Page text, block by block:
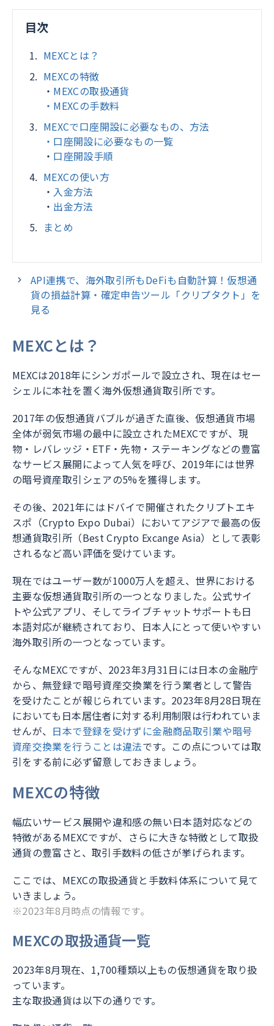
目次
MEXCとは？
MEXCの特徴
・ MEXCの取扱通貨
・MEXCの手数料
MEXCで口座開設に必要なもの、方法
・口座開設に必要なもの一覧
・ 口座開設手順
MEXCの使い方
・ 入金方法
・ 出金方法
まとめ
API連携で、海外取引所もDeFiも自動計算！仮想通
貨の損益計算・確定申告ツール「クリプタクト」を
見る
MEXCとは？
MEXCは2018年にシンガポールで設立され、現在はセー
シェルに本社を置く海外仮想通貨取引所です。
2017年の仮想通貨バブルが過ぎた直後、仮想通貨市場
全体が弱気市場の最中に設立されたMEXCですが、現
物・レバレッジ・ETF・先物・ステーキングなどの豊富
なサービス展開によって人気を呼び、2019年には世界
の暗号資産取引シェアの5%を獲得します。
その後、2021年にはドバイで開催されたクリプトエキ
スポ（Crypto Expo Dubai）においてアジアで最高の仮
想通貨取引所（Best Crypto Excange Asia）として表彰
されるなど高い評価を受けています。
現在ではユーザー数が1000万人を超え、世界における
主要な仮想通貨取引所の一つとなりました。公式サイ
トや公式アプリ、そしてライブチャットサポートも日
本語対応が継続されており、日本人にとって使いやすい
海外取引所の一つとなっています。
そんなMEXCですが、2023年3月31日には日本の金融庁
から、無登録で暗号資産交換業を行う業者として警告
を受けたことが報じられています。2023年8月28日現在
においても日本居住者に対する利用制限は行われていま
せんが、 日本で登録を受けずに金融商品取引業や暗号
資産交換業を行うことは違法です。この点については取
引をする前に必ず留意しておきましょう。
MEXCの特徴
幅広いサービス展開や違和感の無い日本語対応などの
特徴があるMEXCですが、さらに大きな特徴として取扱
通貨の豊富さと、取引手数料の低さが挙げられます。
ここでは、MEXCの取扱通貨と手数料体系について見て
いきましょう。
※2023年8月時点の情報です。
MEXCの取扱通貨一覧
2023年8月現在、1,700種類以上もの仮想通貨を取り扱
っています。
主な取扱通貨は以下の通りです。